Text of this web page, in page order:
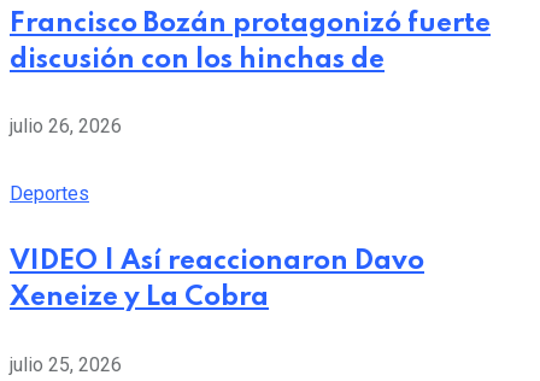
Francisco Bozán protagonizó fuerte
discusión con los hinchas de
julio 26, 2026
Deportes
VIDEO | Así reaccionaron Davo
Xeneize y La Cobra
julio 25, 2026